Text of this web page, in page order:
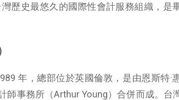
歷史最悠久的國際性會計服務組織，是
年，總部位於英國倫敦，是由恩斯特·
師事務所（Arthur Young）合併而成。台